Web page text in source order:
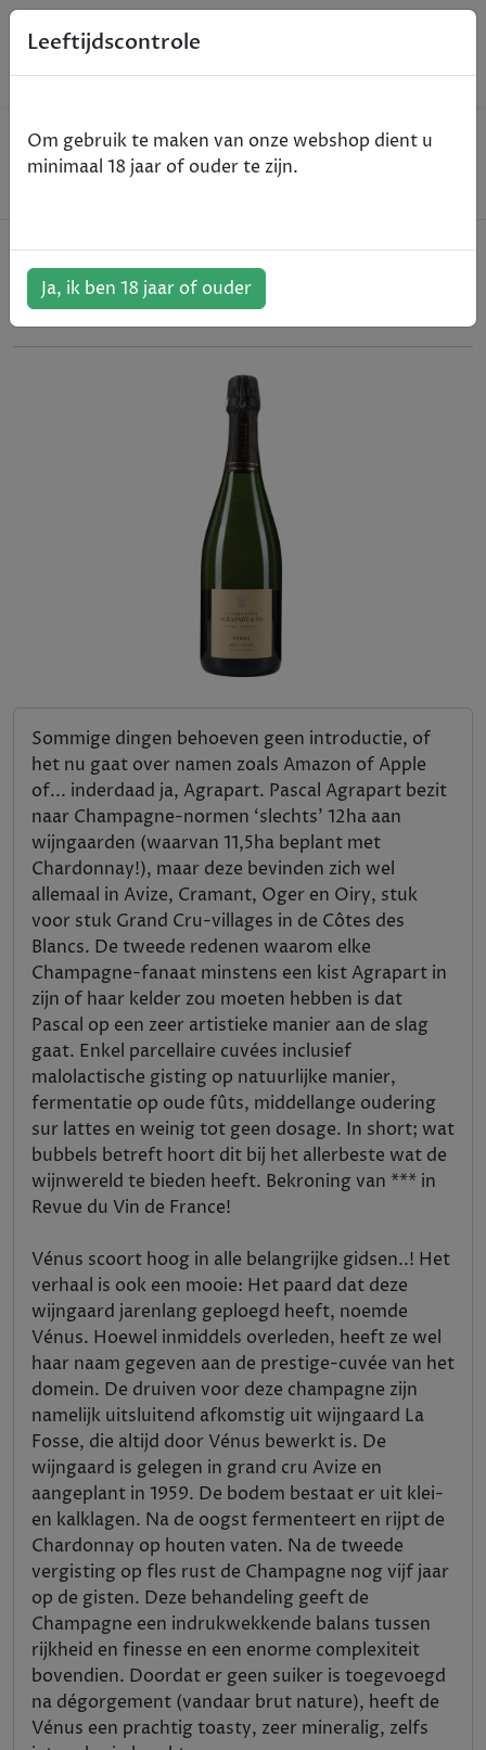
Home
Champagne
Agrapart & Fils - Vénus, Brut Nature - Blanc de
Agrapart & Fils - Vénus, Brut
Nature - Blanc de Blancs - 75cl
ArtikelNummer:412915
Sommige dingen behoeven geen introductie, of
het nu gaat over namen zoals Amazon of Apple
of... inderdaad ja, Agrapart. Pascal Agrapart bezit
naar Champagne-normen ‘slechts’ 12ha aan
wijngaarden (waarvan 11,5ha beplant met
Chardonnay!), maar deze bevinden zich wel
allemaal in Avize, Cramant, Oger en Oiry, stuk
voor stuk Grand Cru-villages in de Côtes des
Blancs. De tweede redenen waarom elke
Champagne-fanaat minstens een kist Agrapart in
zijn of haar kelder zou moeten hebben is dat
Pascal op een zeer artistieke manier aan de slag
gaat. Enkel parcellaire cuvées inclusief
malolactische gisting op natuurlijke manier,
fermentatie op oude fûts, middellange oudering
sur lattes en weinig tot geen dosage. In short; wat
bubbels betreft hoort dit bij het allerbeste wat de
wijnwereld te bieden heeft. Bekroning van *** in
Revue du Vin de France!
Vénus scoort hoog in alle belangrijke gidsen..! Het
verhaal is ook een mooie: Het paard dat deze
wijngaard jarenlang geploegd heeft, noemde
Vénus. Hoewel inmiddels overleden, heeft ze wel
haar naam gegeven aan de prestige-cuvée van het
domein. De druiven voor deze champagne zijn
namelijk uitsluitend afkomstig uit wijngaard La
Fosse, die altijd door Vénus bewerkt is. De
wijngaard is gelegen in grand cru Avize en
aangeplant in 1959. De bodem bestaat er uit klei-
en kalklagen. Na de oogst fermenteert en rijpt de
Chardonnay op houten vaten. Na de tweede
vergisting op fles rust de Champagne nog vijf jaar
op de gisten. Deze behandeling geeft de
Champagne een indrukwekkende balans tussen
rijkheid en finesse en een enorme complexiteit
bovendien. Doordat er geen suiker is toegevoegd
na dégorgement (vandaar brut nature), heeft de
Vénus een prachtig toasty, zeer mineralig, zelfs
Leeftijdscontrole
Om gebruik te maken van onze webshop dient u
minimaal 18 jaar of ouder te zijn.
Ja, ik ben 18 jaar of ouder